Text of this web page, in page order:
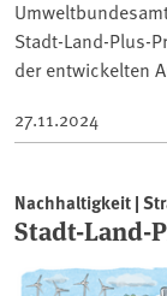
Stadt-Land-Plus-
der entwickelten
27.11.2024
Nachhaltigkeit |
Stadt-Land-